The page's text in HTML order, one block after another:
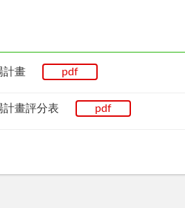
計畫 pdf
計畫評分表 pdf